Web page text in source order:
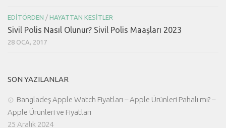
EDITÖRDEN / HAYATTAN KESITLER
Sivil Polis Nasıl Olunur? Sivil Polis Maaşları 2023
28 OCA, 2017
SON YAZILANLAR
Bangladeş Apple Watch Fiyatları – Apple Ürünleri Pahalı mı? –
Apple Ürünleri ve Fiyatları
25 Aralık 2024